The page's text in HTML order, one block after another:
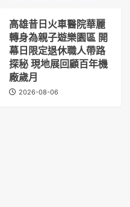
高雄昔日火車醫院華麗
轉身為親子遊樂園區 開
幕日限定退休職人帶路
探秘 現地展回顧百年機
廠歲月
2026-08-06